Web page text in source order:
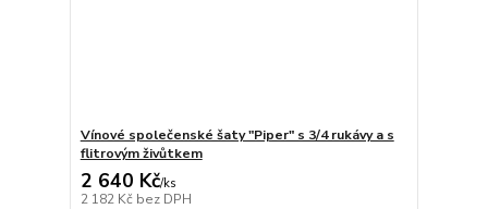
Vínové společenské šaty "Piper" s 3/4 rukávy a s
flitrovým živůtkem
2 640 Kč/ks
2 182 Kč bez DPH